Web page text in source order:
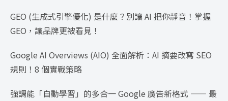
GEO (生成式引擎優化) 是什麼？別讓 AI 把你靜音！掌握
GEO，讓品牌更被看見！
Google AI Overviews (AIO) 全面解析：AI 摘要改寫 SEO
規則！8 個實戰策略
強調能「自動學習」的多合一 Google 廣告新格式 —— 最